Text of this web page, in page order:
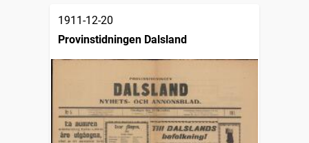
1911-12-20
Provinstidningen Dalsland